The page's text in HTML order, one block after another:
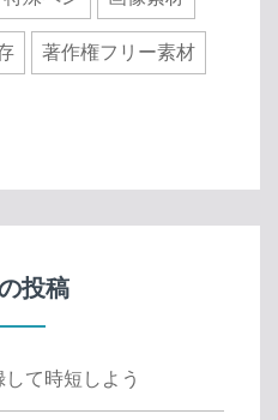
著作権フリー素材
投稿
て時短しよう